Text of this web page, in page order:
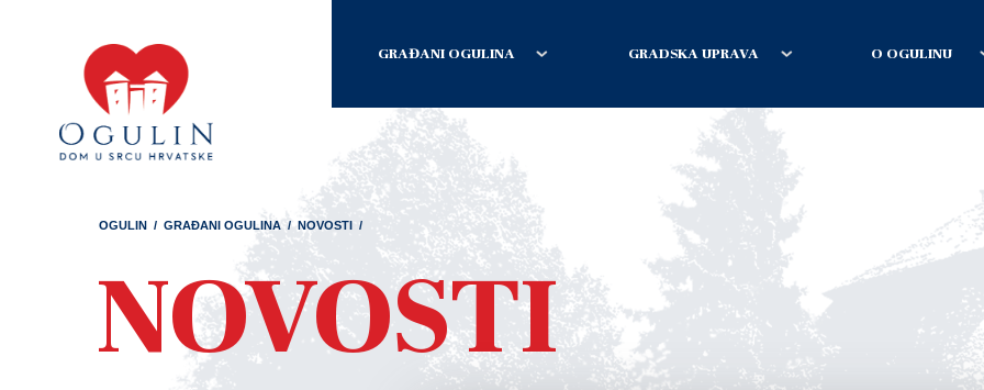
GRAĐANI OGULINA GRADSKA UPRAVA O OGULINU
OGULIN / GRAĐANI OGULINA / NOVOSTI /
NOVOSTI